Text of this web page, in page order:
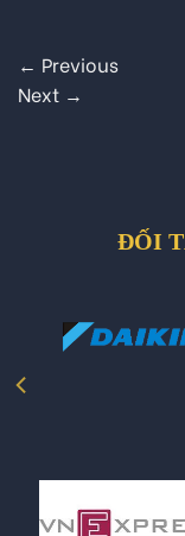
← Previous
Next →
ĐỐI